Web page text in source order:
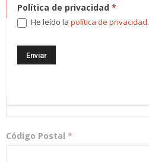
NEWSLETTER
podrás participar en nuestros sorteos.
Código Postal *
Política de privacidad*
He leído lapolítica de privacidad.